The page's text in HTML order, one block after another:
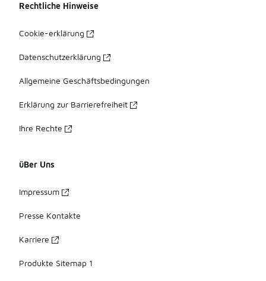
Rechtliche Hinweise
Cookie-erklärung
Datenschutzerklärung
Allgemeine Geschäftsbedingungen
Erklärung zur Barrierefreiheit
Ihre Rechte
üBer Uns
Impressum
Presse Kontakte
Karriere
Produkte Sitemap 1